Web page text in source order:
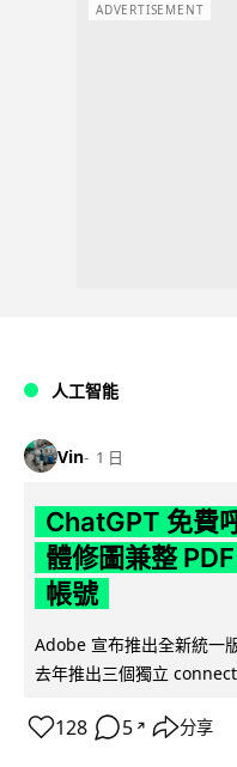
ADVERTISEMENT
人工智能
Vin 1 日
ChatGPT 免費
體修圖兼整
帳號
Adobe 宣布推出全新統一
去年推出三個獨立
128 5 ↗ 分享